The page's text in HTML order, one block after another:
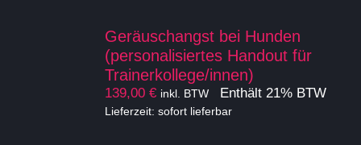
Geräuschangst bei Hunden
(personalisiertes Handout für
Trainerkollege/innen)
139,00 € inkl. BTW Enthält 21% BTW
Lieferzeit: sofort lieferbar